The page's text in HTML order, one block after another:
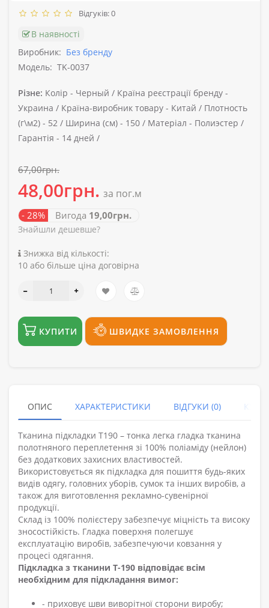
Відгуків: 0
В наявності
Виробник: Без бренду
Модель: TK-0037
Різне: Колір - Черный / Країна реєстрації бренду -
Украина / Країна-виробник товару - Китай / Плотность
(г\м2) - 52 / Ширина (см) - 150 / Матеріал - Полиэстер /
Гарантія - 14 дней /
67,00грн.
48,00грн. за пог.м
- 28% Вигода 19,00грн.
Знайшли дешевше?
Знижка від кількості:
10 або більше ціна договірна
КУПИТИ ШВИДКЕ ЗАМОВЛЕННЯ
ОПИС ХАРАКТЕРИСТИКИ ВІДГУКИ (0)
Тканина підкладки Т190 – тонка легка гладка тканина
полотняного переплетення зі 100% поліаміду (нейлон)
без додаткових захисних властивостей.
Використовується як підкладка для пошиття будь-яких
видів одягу, головних уборів, сумок та інших виробів, а
також для виготовлення рекламно-сувенірної
продукції.
Склад із 100% полієстеру забезпечує міцність та високу
зносостійкість. Гладка поверхня полегшує
експлуатацію виробів, забезпечуючи ковзання у
процесі одягання.
Підкладка з тканини Т-190 відповідає всім
необхідним для підкладання вимог:
- приховує шви виворітної сторони виробу;